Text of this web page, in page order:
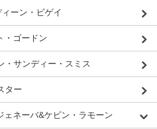
ーン・ビゲイ
・ゴードン
・サンディー・スミス
ター
ェネーバ&ケビン・ラモーン